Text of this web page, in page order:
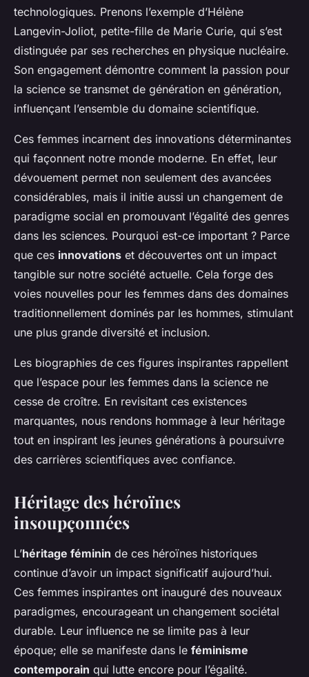
technologiques. Prenons l’exemple d’Hélène
Langevin-Joliot, petite-fille de Marie Curie, qui s’est
distinguée par ses recherches en physique nucléaire.
Son engagement démontre comment la passion pour
la science se transmet de génération en génération,
influençant l’ensemble du domaine scientifique.
Ces femmes incarnent des innovations déterminantes
qui façonnent notre monde moderne. En effet, leur
dévouement permet non seulement des avancées
considérables, mais il initie aussi un changement de
paradigme social en promouvant l’égalité des genres
dans les sciences. Pourquoi est-ce important ? Parce
que ces innovations et découvertes ont un impact
tangible sur notre société actuelle. Cela forge des
voies nouvelles pour les femmes dans des domaines
traditionnellement dominés par les hommes, stimulant
une plus grande diversité et inclusion.
Les biographies de ces figures inspirantes rappellent
que l’espace pour les femmes dans la science ne
cesse de croître. En revisitant ces existences
marquantes, nous rendons hommage à leur héritage
tout en inspirant les jeunes générations à poursuivre
des carrières scientifiques avec confiance.
Héritage des héroïnes
insoupçonnées
L’héritage féminin de ces héroïnes historiques
continue d’avoir un impact significatif aujourd’hui.
Ces femmes inspirantes ont inauguré des nouveaux
paradigmes, encourageant un changement sociétal
durable. Leur influence ne se limite pas à leur
époque; elle se manifeste dans le féminisme
contemporain qui lutte encore pour l’égalité.